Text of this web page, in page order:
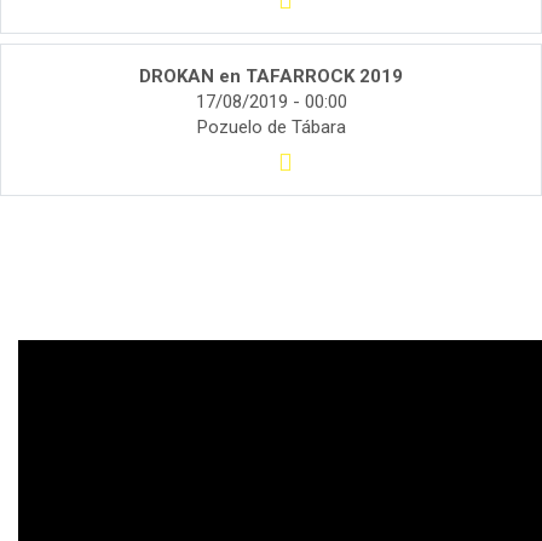
DROKAN en TAFARROCK 2019
17/08/2019 - 00:00
Pozuelo de Tábara